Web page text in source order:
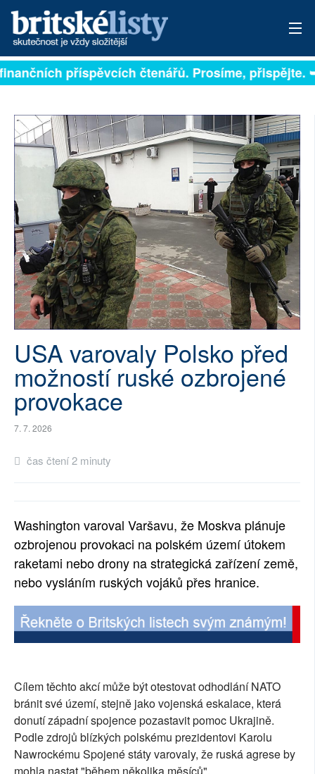
PŘIHLÁSIT
ARCHIV
ROZHOVORY
TÉMATA
NEJČTENĚJŠÍ ZA 7 DNÍ
AUTOŘI
PŘÍSPĚVKY NA PROVOZ
SOCIÁLNÍ SÍTĚ
RUBRIKY
PLNÁ VERZE STRÁNEK
finančních příspěvcích čtenářů. Prosíme,
USA varovaly Polsko před
možností ruské ozbrojené
provokace
7. 7. 2026
čas čtení 2 minuty
Washington varoval Varšavu, že Moskva plánuje
ozbrojenou provokaci na polském území útokem
raketami nebo drony na strategická zařízení země,
nebo vysláním ruských vojáků přes hranice.
Cílem těchto akcí může být otestovat odhodlání NATO
bránit své území, stejně jako vojenská eskalace, která
donutí západní spojence pozastavit pomoc Ukrajině.
Podle zdrojů blízkých polskému prezidentovi Karolu
Nawrockému Spojené státy varovaly, že ruská agrese by
mohla nastat "během několika měsíců".